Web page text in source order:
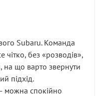
Subaru. Команда
чітко, без «розводів»,
на що варто звернути
підхід.
можна спокійно